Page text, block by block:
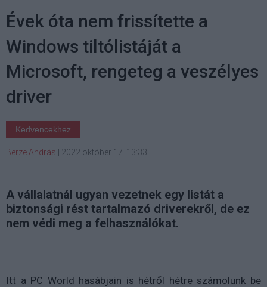
Évek óta nem frissítette a
Windows tiltólistáját a
Microsoft, rengeteg a veszélyes
driver
Kedvencekhez
Berze András 2022 október 17. 13:33
A vállalatnál ugyan vezetnek egy listát a
biztonsági rést tartalmazó driverekről, de ez
nem védi meg a felhasználókat.
Itt a PC World hasábjain is hétről hétre számolunk be